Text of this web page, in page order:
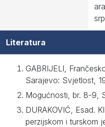
Literatura
GABRIJELI,
Sarajevo: Svjetlost,
Mogućnosti, br. 8-9,
DURAKOVIĆ, Esad.
perzijskom i turskom